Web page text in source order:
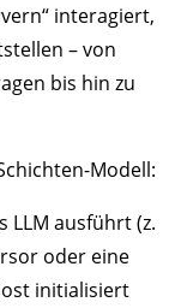
interagiert,
– von
bis hin zu
Modell:
LLM ausführt (z.
oder eine
initialisiert